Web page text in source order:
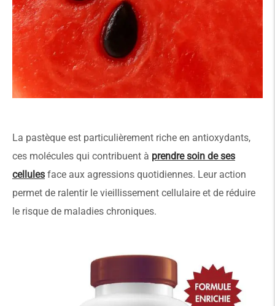
La pastèque est particulièrement riche en antioxydants,
ces molécules qui contribuent à prendre soin de ses
cellules face aux agressions quotidiennes. Leur action
permet de ralentir le vieillissement cellulaire et de réduire
le risque de maladies chroniques.